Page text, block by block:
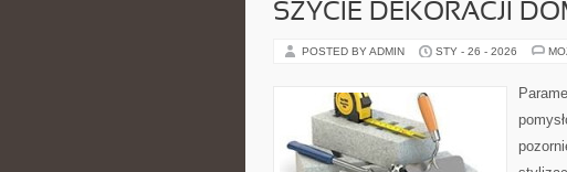
SZYCIE DEKORACJI
POSTED BY ADMIN STY - 26 - 2026